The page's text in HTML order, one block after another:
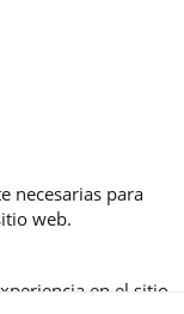
necesarias para
web.
en el sitio